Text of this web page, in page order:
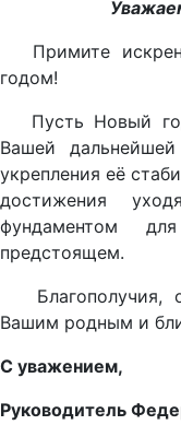
Примите
годом!
Пусть Новый
Вашей
укрепления её
достижения
фундаментом
предстоящем.
Благополучия,
Вашим родным и
С уважением,
Руководитель